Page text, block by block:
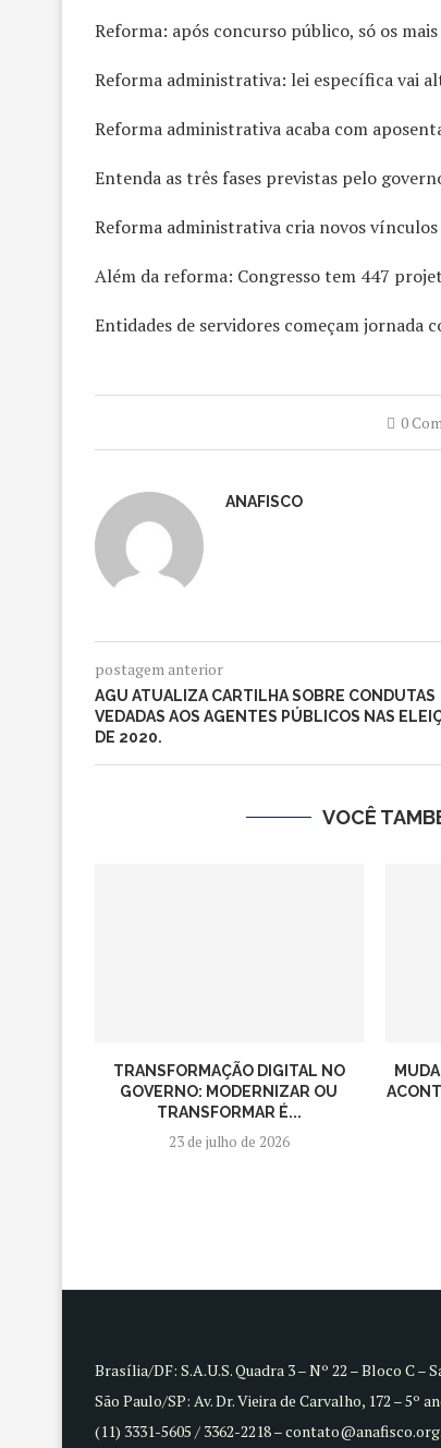
Reforma: após concurso público, só os
Reforma administrativa: lei específica vai
Reforma administrativa acaba com
Entenda as três fases previstas pelo
Reforma administrativa cria novos vínculos
Além da reforma: Congresso tem 447
Entidades de servidores começam
0
ANAFISCO
postagem anterior
AGU ATUALIZA CARTILHA SOBRE CONDUTAS
VEDADAS AOS AGENTES PÚBLICOS NAS
DE 2020.
VOCÊ
TRANSFORMAÇÃO DIGITAL NO
GOVERNO: MODERNIZAR OU
TRANSFORMAR É...
23 de julho de 2026
Brasília/DF: S.A.U.S. Quadra 3 – Nº 22 – Bloco C –
São Paulo/SP: Av. Dr. Vieira de Carvalho, 172 – 5º
(11) 3331-5605 / 3362-2218 –